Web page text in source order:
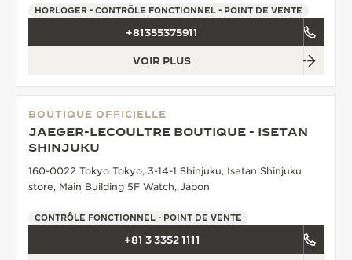
HORLOGER - CONTRÔLE FONCTIONNEL - POINT DE VENTE
+81355375911
VOIR PLUS
BOUTIQUE OFFICIELLE
JAEGER-LECOULTRE BOUTIQUE - ISETAN
SHINJUKU
160-0022 Tokyo Tokyo, 3-14-1 Shinjuku, Isetan Shinjuku
store, Main Building 5F Watch, Japon
CONTRÔLE FONCTIONNEL - POINT DE VENTE
+81 3 3352 1111